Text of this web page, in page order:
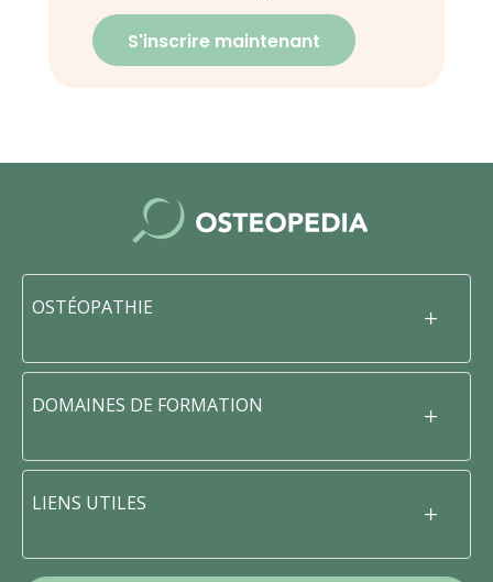
S'inscrire maintenant
OSTÉOPATHIE
DOMAINES DE FORMATION
LIENS UTILES